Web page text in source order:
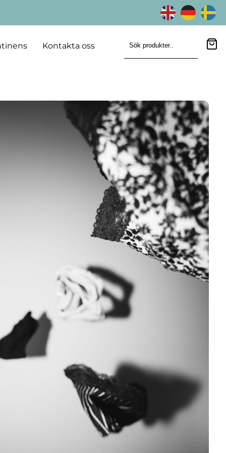
Kontakta oss Sök produkter..